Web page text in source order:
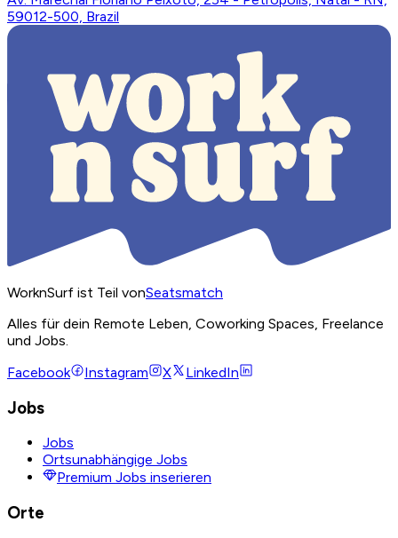
59012-500, Brazil
WorknSurf ist Teil vonSeatsmatch
Alles für dein Remote Leben, Coworking Spaces, Freelance
und Jobs.
Facebook
Instagram X LinkedIn
Jobs
Jobs
Ortsunabhängige Jobs
Premium Jobs inserieren
Orte